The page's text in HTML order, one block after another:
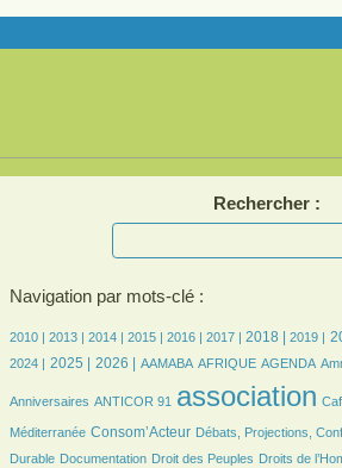
Rechercher :
Navigation par mots-clé :
5/2506
2010 |
5/25062013 |
143/2506 2014 |
293/2506 2015 |
345/2506 2016 |
431/2506 2017 |
562/2506 2018 |
515/2506 2019 |
641/2506
560/2506
476/2506
450/2506
493/2506
2024 |
626/2506
2025 |
857/2506 2026 |
76/2506 AAMABA
151/2506 AFRIQUE
389/2506 AGENDA
5/2506
34/2506
Anniversaires ANTICOR 91 association
Méditerranée
706/2506 Consom’Acteur
116/2506 Débats, Projections,
178/2506
Durable
52/2506Documentation
22/2506 Droit des Peuples
136/2506 Droits de
36/2506
5/2506